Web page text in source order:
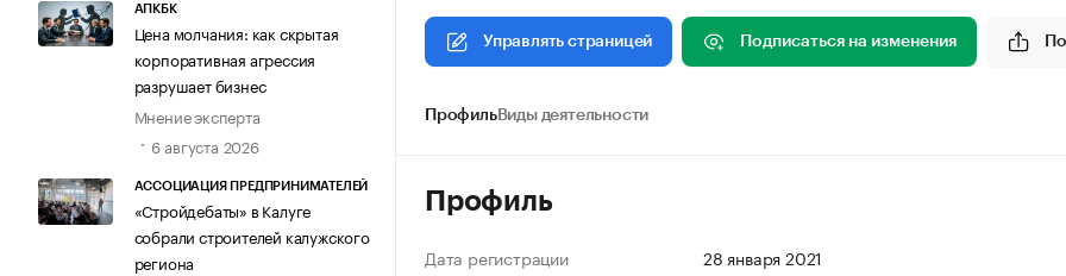
АПКБК
Цена молчания: как скрытая
корпоративная агрессия
разрушает бизнес
Мнение эксперта
6 августа 2026
АССОЦИАЦИЯ ПРЕДПРИНИМАТЕЛЕЙ
«Стройдебаты» в Калуге
собрали строителей калужского
региона
Управлять страницей Подписаться на изменения
ПрофильВиды деятельности
Профиль
Дата регистрации
28 января 2021